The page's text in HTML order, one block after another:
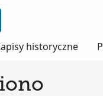
historyczne